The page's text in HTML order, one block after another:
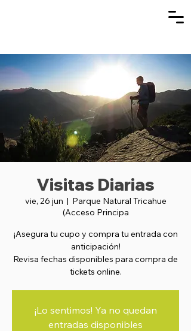
Visitas Diarias
vie, 26 jun
  |
Parque Natural Tricahue
(Acceso Principa
¡Asegura tu cupo y compra tu entrada con
anticipación!
Revisa fechas disponibles para compra de
tickets online.
¡Lo sentimos! Ya no quedan
entradas disponibles